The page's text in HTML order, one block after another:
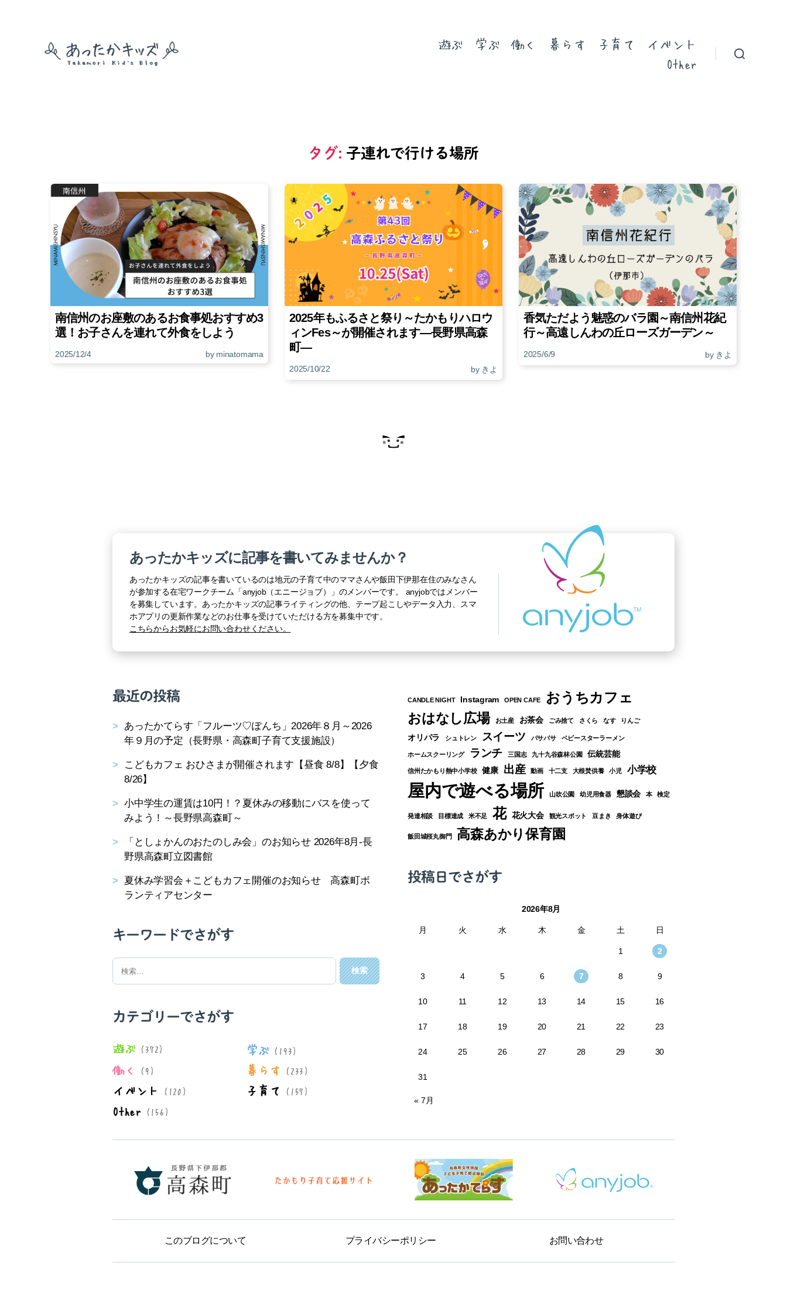
遊ぶ 学ぶ 働く 暮らす 子育て
イベント
Other
タグ: 子連れで行ける場所
南信州のお座敷のあるお食事処おすすめ3
選！お子さんを連れて外食をしよう
2025/12/4 by minatomama
2025年もふるさと祭り～たかもりハロウ
ィンFes～が開催されます―長野県高森
町―
2025/10/22 by きよ
香気ただよう魅惑のバラ園～南信州花紀
行～高遠しんわの丘ローズガーデン～
2025/6/9 by きよ
あったかキッズに記事を書いてみませんか？
あったかキッズの記事を書いているのは地元の子育て中のママさんや飯田下伊那在住のみなさん
が参加する在宅ワークチーム「anyjob（エニージョブ）」のメンバーです。 anyjobではメンバー
を募集しています。あったかキッズの記事ライティングの他、テープ起こしやデータ入力、スマ
ホアプリの更新作業などのお仕事を受けていただける方を募集中です。
こちらからお気軽にお問い合わせください。
最近の投稿
あったかてらす「フルーツ♡ぽんち」2026年８月～2026
年９月の予定（長野県・高森町子育て支援施設）
こどもカフェ おひさまが開催されます【昼食 8/8】【夕食
8/26】
小中学生の運賃は10円！？夏休みの移動にバスを使って
みよう！～長野県高森町～
「としょかんのおたのしみ会」のお知らせ 2026年8月-長
野県高森町立図書館
夏休み学習会＋こどもカフェ開催のお知らせ 高森町ボ
ランティアセンター
キーワードでさがす
検
カテゴリーでさがす
遊ぶ (372) 学ぶ (193)
働く (9) 暮らす (233)
イベント (120) 子育て (157)
Other(156)
CANDLE NIGHT Instagram OPEN CAFE おうちカフェ
おはなし広場 お土産 お茶会 ごみ捨て さくら なす りんご
オリパラ シュトレン スイーツ パサパサ ベビースターラーメン
ホームスクーリング ランチ 三国志 九十九谷森林公園 伝統芸能
信州たかもり熱中小学校 健康 出産 動画 十二支 大根焚供養 小児 小学校
屋内で遊べる場所 山吹公園 幼児用食器 懇談会 本 検定
発達相談 目標達成 米不足 花 花火大会 観光スポット 豆まき 身体遊び
飯田城桜丸御門 高森あかり保育園
投稿日でさがす
2026年8月
月 火 水 木 金 土 日
1 2
3 4 5 6 7 8 9
10 11 12 13 14 15 16
17 18 19 20 21 22 23
24 25 26 27 28 29 30
31
« 7月
このブログについて プライバシーポリシー お問い合わせ